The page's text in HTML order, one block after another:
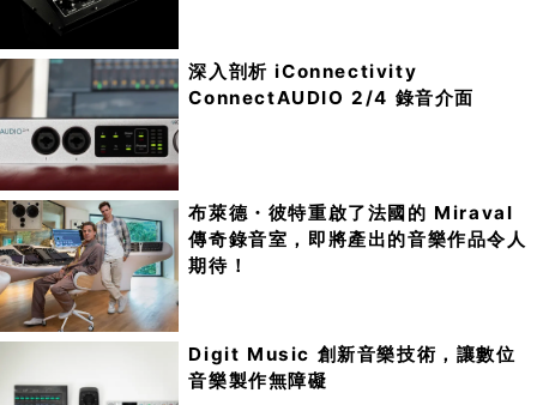
深入剖析 iConnectivity
ConnectAUDIO 2/4 錄音介面
布萊德・彼特重啟了法國的 Miraval
傳奇錄音室，即將產出的音樂作品令人
期待！
Digit Music 創新音樂技術，讓數位
音樂製作無障礙